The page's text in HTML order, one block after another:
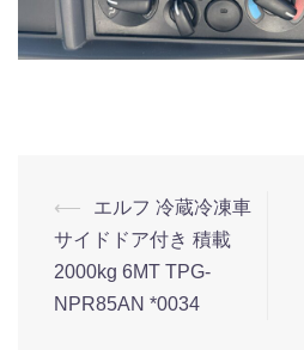
⟵
エルフ 冷蔵冷凍車
サイドドア付き 積載
2000kg 6MT TPG-
NPR85AN *0034